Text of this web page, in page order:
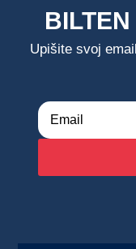
Upišite svoj